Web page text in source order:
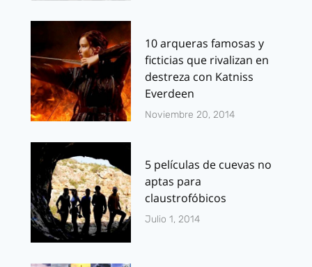
10 arqueras famosas y
ficticias que rivalizan en
destreza con Katniss
Everdeen
Noviembre 20, 2014
5 películas de cuevas no
aptas para
claustrofóbicos
Julio 1, 2014